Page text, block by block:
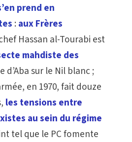
prend en
: aux Frères
Hassan al-Tourabi est
mahdiste des
d’Aba sur le Nil blanc ;
en 1970, fait douze
les tensions entre
au sein du régime
tel que le PC fomente